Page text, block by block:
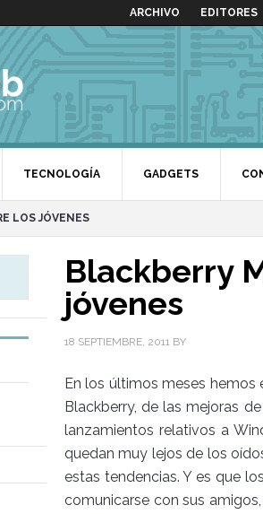
ARCHIVO EDITORES
TECNOLOGÍA GADGETS
LOS JÓVENES
Blackberry
jóvenes
18 SEPTIEMBRE, 2011 BY
En los últimos meses
Blackberry, de las mejoras
lanzamientos relativos a
quedan muy lejos de los
estas tendencias. Y es que
comunicarse con sus